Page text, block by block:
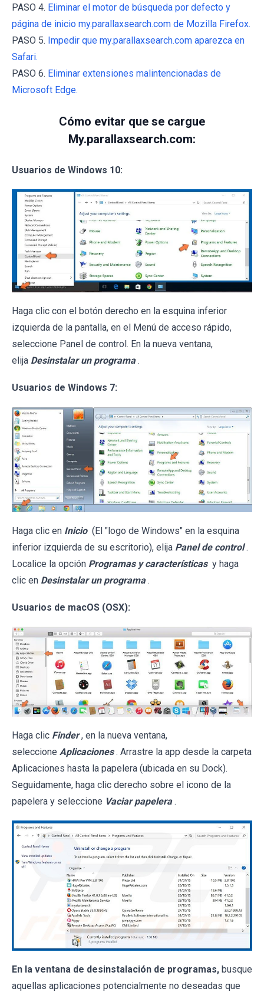
PASO 4. Eliminar el motor de búsqueda por defecto y
página de inicio my.parallaxsearch.com de Mozilla Firefox.
PASO 5. Impedir que my.parallaxsearch.com aparezca en
Safari.
PASO 6. Eliminar extensiones malintencionadas de
Microsoft Edge.
Cómo evitar que se cargue
My.parallaxsearch.com:
Usuarios de Windows 10:
Haga clic con el botón derecho en la esquina inferior
izquierda de la pantalla, en el Menú de acceso rápido,
seleccione Panel de control. En la nueva ventana,
elija Desinstalar un programa .
Usuarios de Windows 7:
Haga clic en Inicio (El "logo de Windows" en la esquina
inferior izquierda de su escritorio), elija Panel de control .
Localice la opción Programas y características y haga
clic en Desinstalar un programa .
Usuarios de macOS (OSX):
Haga clic Finder , en la nueva ventana,
seleccione Aplicaciones . Arrastre la app desde la carpeta
Aplicaciones hasta la papelera (ubicada en su Dock).
Seguidamente, haga clic derecho sobre el icono de la
papelera y seleccione Vaciar papelera .
En la ventana de desinstalación de programas, busque
aquellas aplicaciones potencialmente no deseadas que